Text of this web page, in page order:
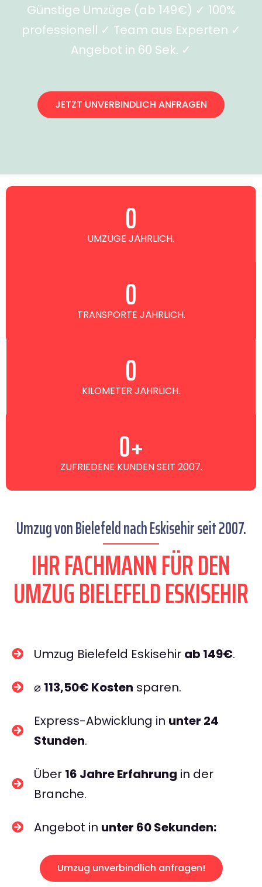
Günstige Umzüge (ab 149€) ✓ 100%
professionell ✓ Team aus Experten ✓
Angebot in 60 Sek. ✓
JETZT UNVERBINDLICH ANFRAGEN
UMZÜGE JÄHRLICH.
0
TRANSPORTE JÄHRLICH.
0
KILOMETER JÄHRLICH.
0
ZUFRIEDENE KUNDEN SEIT 2007.
0+
Umzug von Bielefeld nach Eskisehir seit 2007.
IHR FACHMANN FÜR DEN
UMZUG BIELEFELD ESKISEHIR
Umzug Bielefeld Eskisehir ab 149€.
⌀ 113,50€ Kosten sparen.
Express-Abwicklung in unter 24
Stunden.
Über 16 Jahre Erfahrung in der
Branche.
Angebot in unter 60 Sekunden:
Umzug unverbindlich anfragen!